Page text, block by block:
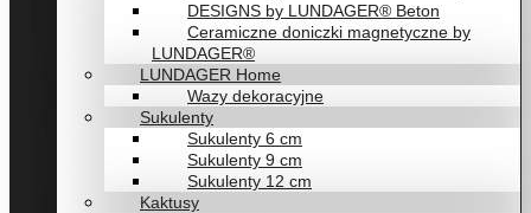
DESIGNS by LUNDAGER® Beton
Ceramiczne doniczki magnetyczne by
LUNDAGER®
LUNDAGER Home
Wazy dekoracyjne
Sukulenty
Sukulenty 6 cm
Sukulenty 9 cm
Sukulenty 12 cm
Kaktusy